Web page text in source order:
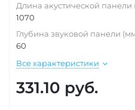
Длина акустической панели
1070
Глубина звуковой панели
60
Все характеристики
331.10 руб.